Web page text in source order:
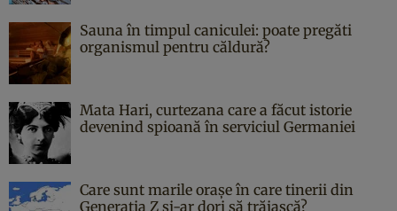
Sauna în timpul caniculei: poate pregăti
organismul pentru căldură?
Mata Hari, curtezana care a făcut istorie
devenind spioană în serviciul Germaniei
Care sunt marile orașe în care tinerii din
Generația Z și-ar dori să trăiască?